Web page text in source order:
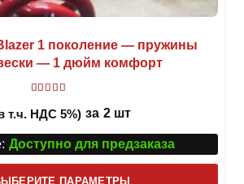
1 поколение — пружины
— 1 дюйм комфорт
т.ч. НДС 5%) за 2 шт
Доступно для предзаказа
ПАРАМЕТРЫ